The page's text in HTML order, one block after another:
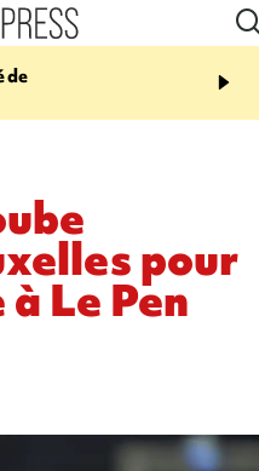
de
12:48
Cap Lahoussaye du 10
pour
Le Pen